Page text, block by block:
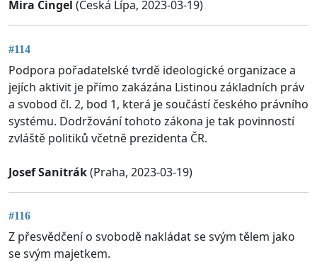
Mira Cingel (Česká Lípa, 2023-03-19)
#114
Podpora pořadatelské tvrdě ideologické organizace a
jejích aktivit je přímo zakázána Listinou základních práv
a svobod čl. 2, bod 1, která je součástí českého právního
systému. Dodržování tohoto zákona je tak povinností
zvláště politiků včetně prezidenta ČR.
Josef Sanitrák(Praha, 2023-03-19)
#116
Z přesvědčení o svobodě nakládat se svým tělem jako
se svým majetkem.